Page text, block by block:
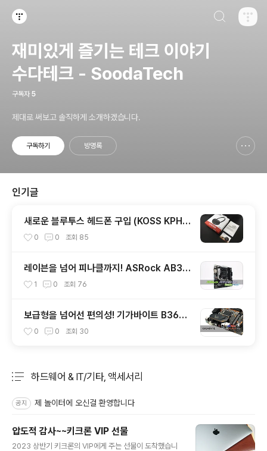
재미있게 즐기는 테크 이야기
수다테크 - SoodaTech
구독자 5
제대로 써보고 솔직하게 소개하겠습니다.
구독하기 방명록
인기글
새로운 블루투스 헤드폰 구입 (KOSS KPH
7) 0 0 조회 85
레이븐을 넘어 피나클까지! ASRock AB35
0M PRO4 에즈윈 사용기
1 0 조회 76
보급형을 넘어선 편의성! 기가바이트 B360
M AORUS PRO 필드테스트
0 0 조회 30
하드웨어 & IT/기타, 액세서리
공지 제 놀이터에 오신걸 환영합니다
압도적 감사~~키크론 VIP 선물
2023 상반기 키크론의 VIP에게 주는 선물이 도착했습니